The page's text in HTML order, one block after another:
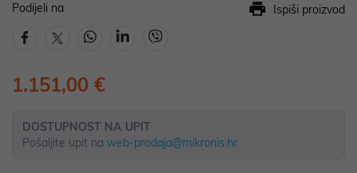
Podijeli na Ispiši proizvod
1.151,00 €
DOSTUPNOST NA UPIT
Pošaljite upit na web-prodaja@mikronis.hr